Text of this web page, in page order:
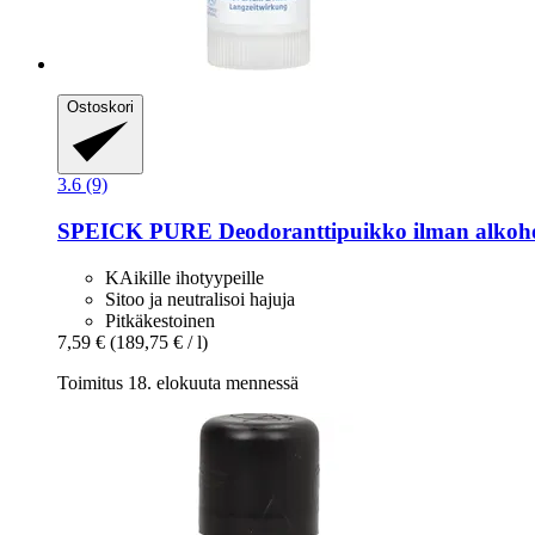
Ostoskori
3.6 (9)
SPEICK PURE Deodoranttipuikko ilman
KAikille ihotyypeille
Sitoo ja neutralisoi hajuja
Pitkäkestoinen
7,59 € (189,75 € / l)
Toimitus 18. elokuuta mennessä